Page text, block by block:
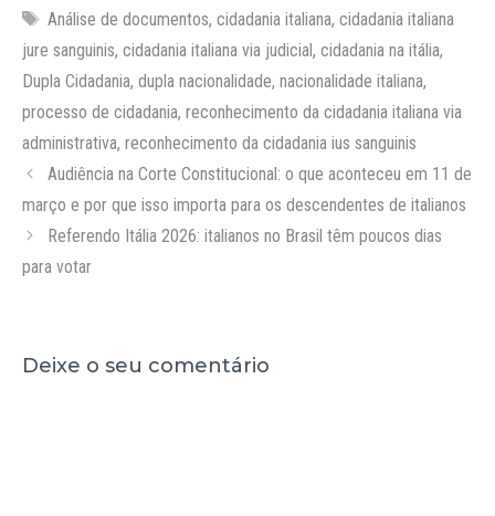
Tags
Análise de documentos, cidadania italiana, cidadania italiana
jure sanguinis, cidadania italiana via judicial, cidadania na itália,
Dupla Cidadania, dupla nacionalidade, nacionalidade italiana,
processo de cidadania, reconhecimento da cidadania italiana via
administrativa, reconhecimento da cidadania ius sanguinis
Audiência na Corte Constitucional: o que aconteceu em 11 de
março e por que isso importa para os descendentes de italianos
Referendo Itália 2026: italianos no Brasil têm poucos dias
para votar
Deixe o seu comentário